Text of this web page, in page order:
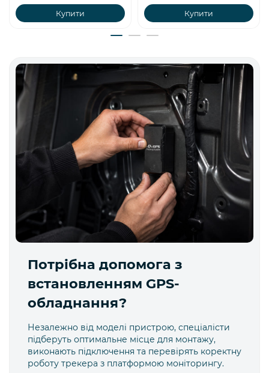
Купити Купити
Потрібна допомога з
встановленням GPS-
обладнання?
Незалежно від моделі пристрою, спеціалісти
підберуть оптимальне місце для монтажу,
виконають підключення та перевірять коректну
роботу трекера з платформою моніторингу.